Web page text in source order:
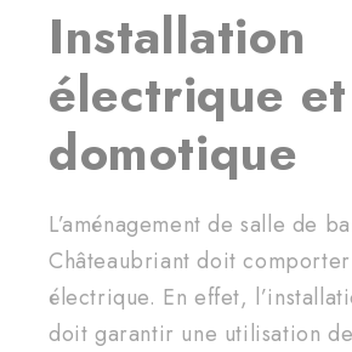
Installation
électrique et
domotique
L’aménagement de salle de
Châteaubriant doit
électrique. En effet,
doit garantir une utilisation